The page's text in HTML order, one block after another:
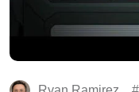
Ryan Ramirez